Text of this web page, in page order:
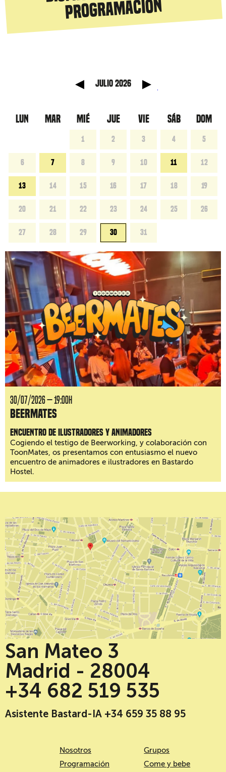
programación
julio 2026
LUN MAR MIÉ JUE VIE SÁB DOM
1 2 3 4 5
6 7 8 9 10 11 12
13 14 15 16 17 18 19
20 21 22 23 24 25 26
27 28 29 30 31
30/07/2026 — 19:00H
BeerMates
Encuentro de ilustradores y animadores
Cogiendo el testigo de Beerworking, y colaboración con
ToonMates, os presentamos con entusiasmo el nuevo
encuentro de animadores e ilustradores en Bastardo
Hostel.
San Mateo 3
Madrid - 28004
+34 682 519 535
Asistente Bastard-IA +34 659 35 88 95
Nosotros
Programación
Grupos
Come y bebe